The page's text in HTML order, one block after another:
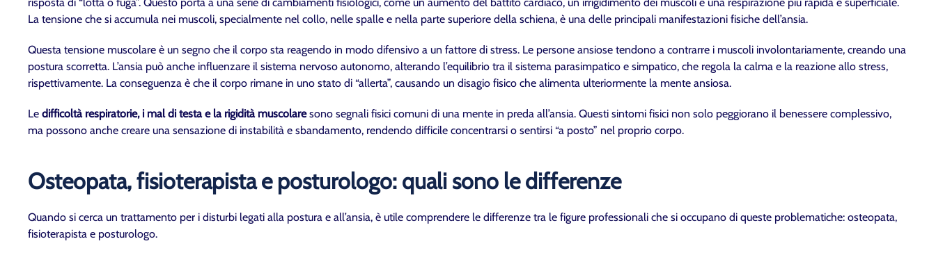
La tensione che si accumula nei muscoli, specialmente nel collo, nelle spalle e nella parte superiore della schiena, è una delle principali manifestazioni fisiche dell’ansia.
Questa tensione muscolare è un segno che il corpo sta reagendo in modo difensivo a un fattore di stress. Le persone ansiose tendono a contrarre i muscoli involontariamente, creando una
postura scorretta. L’ansia può anche influenzare il sistema nervoso autonomo, alterando l’equilibrio tra il sistema parasimpatico e simpatico, che regola la calma e la reazione allo stress,
rispettivamente. La conseguenza è che il corpo rimane in uno stato di “allerta”, causando un disagio fisico che alimenta ulteriormente la mente ansiosa.
Le difficoltà respiratorie, i mal di testa e la rigidità muscolaresono segnali fisici comuni di una mente in preda all’ansia. Questi sintomi fisici non solo peggiorano il benessere complessivo,
ma possono anche creare una sensazione di instabilità e sbandamento, rendendo difficile concentrarsi o sentirsi “a posto” nel proprio corpo.
Osteopata, fisioterapista e posturologo: quali sono le differenze
Quando si cerca un trattamento per i disturbi legati alla postura e all’ansia, è utile comprendere le differenze tra le figure professionali che si occupano di queste problematiche: osteopata,
fisioterapista e posturologo.